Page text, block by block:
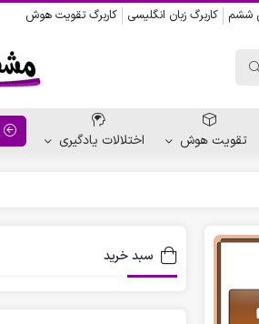
ششم کاربرگ زبان انگلیسی کاربرگ تقویت هوش
کاربرگ نقاشی نشانه ها
کاربرگ مناسبت ها
تقویت هوش اختلالات یادگیری
سبد خرید